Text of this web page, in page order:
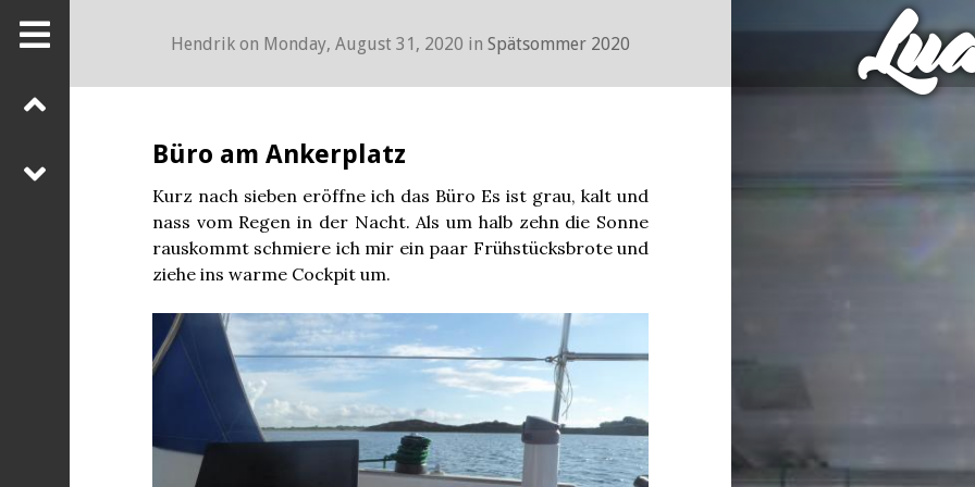
Hendrik on Monday, August 31, 2020 in Spätsommer 2020
Büro am Ankerplatz
Kurz nach sieben eröffne ich das Büro Es ist grau, kalt und
nass vom Regen in der Nacht. Als um halb zehn die Sonne
rauskommt schmiere ich mir ein paar Frühstücksbrote und
ziehe ins warme Cockpit um.